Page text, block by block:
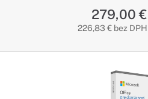
279,00 €
226,83 € bez DPH